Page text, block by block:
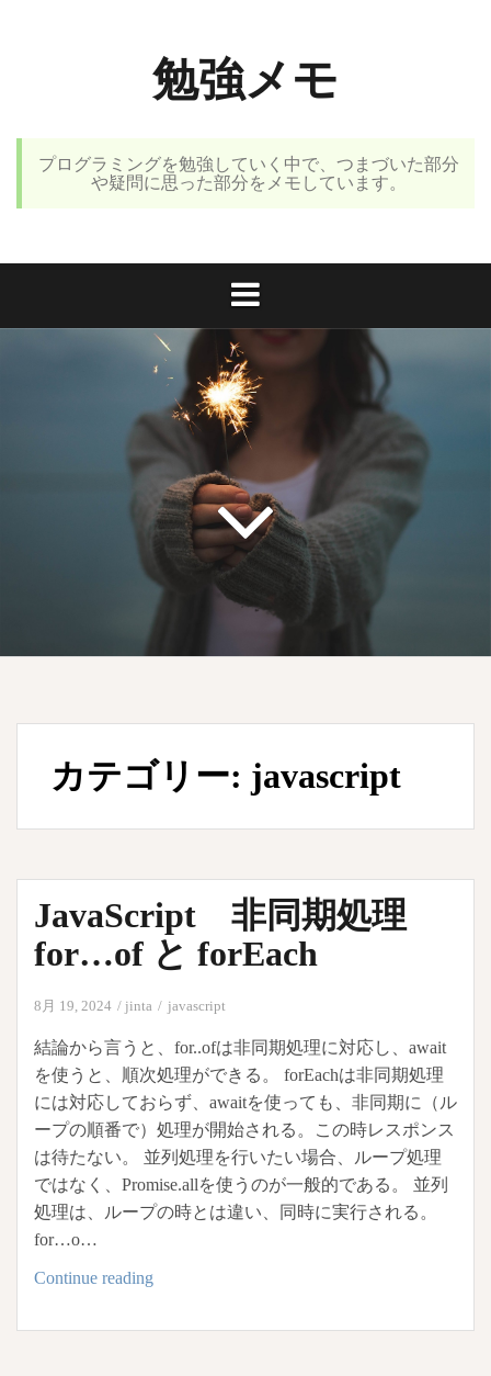
プ
勉強メモ
プログラミングを勉強していく中で、つまづいた部分
や疑問に思った部分をメモしています。
カテゴリー: javascript
JavaScript 非同期処理
for…of と forEach
8月 19, 2024 jinta javascript
結論から言うと、for..ofは非同期処理に対応し、await
を使うと、順次処理ができる。 forEachは非同期処理
には対応しておらず、awaitを使っても、非同期に（ル
ープの順番で）処理が開始される。この時レスポンス
は待たない。 並列処理を行いたい場合、ループ処理
ではなく、Promise.allを使うのが一般的である。 並列
処理は、ループの時とは違い、同時に実行される。
for…o…
Continue reading
同